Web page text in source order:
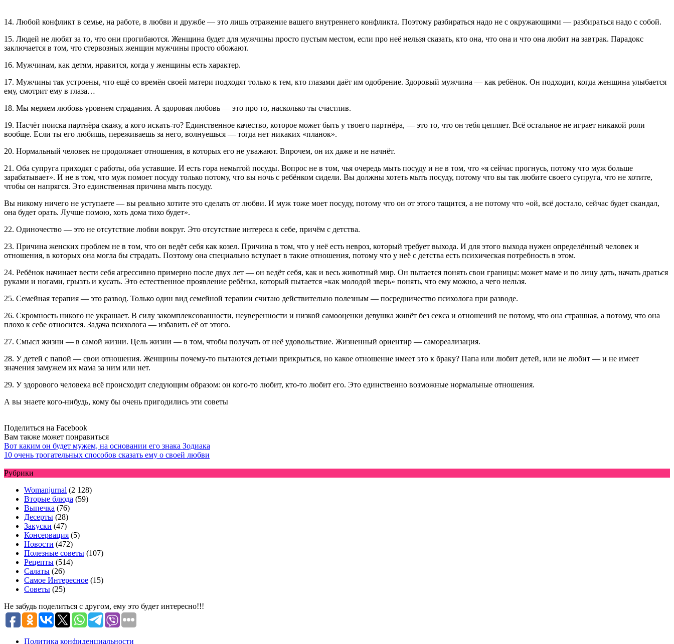
14. Любой конфликт в семье, на работе, в любви и дружбе — это лишь отражение вашего внутреннего конфликта. Поэтому разбираться надо не с окружающими — разбираться надо с собой.
15. Людей не любят за то, что они прогибаются. Женщина будет для мужчины просто пустым местом, если про неё нельзя сказать, кто она, что она и что она любит на завтрак. Парадокс
заключается в том, что стервозных женщин мужчины просто обожают.
16. Мужчинам, как детям, нравится, когда у женщины есть характер.
17. Мужчины так устроены, что ещё со времён своей матери подходят только к тем, кто глазами даёт им одобрение. Здоровый мужчина — как ребёнок. Он подходит, когда женщина улыбается
ему, смотрит ему в глаза…
18. Мы меряем любовь уровнем страдания. А здоровая любовь — это про то, насколько ты счастлив.
19. Насчёт поиска партнёра скажу, а кого искать-то? Единственное качество, которое может быть у твоего партнёра, — это то, что он тебя цепляет. Всё остальное не играет никакой роли
вообще. Если ты его любишь, переживаешь за него, волнуешься — тогда нет никаких «планок».
20. Нормальный человек не продолжает отношения, в которых его не уважают. Впрочем, он их даже и не начнёт.
21. Оба супруга приходят с работы, оба уставшие. И есть гора немытой посуды. Вопрос не в том, чья очередь мыть посуду и не в том, что «я сейчас прогнусь, потому что муж больше
зарабатывает». И не в том, что муж помоет посуду только потому, что вы ночь с ребёнком сидели. Вы должны хотеть мыть посуду, потому что вы так любите своего супруга, что не хотите,
чтобы он напрягся. Это единственная причина мыть посуду.
Вы никому ничего не уступаете — вы реально хотите это сделать от любви. И муж тоже моет посуду, потому что он от этого тащится, а не потому что «ой, всё достало, сейчас будет скандал,
она будет орать. Лучше помою, хоть дома тихо будет».
22. Одиночество — это не отсутствие любви вокруг. Это отсутствие интереса к себе, причём с детства.
23. Причина женских проблем не в том, что он ведёт себя как козел. Причина в том, что у неё есть невроз, который требует выхода. И для этого выхода нужен определённый человек и
отношения, в которых она могла бы страдать. Поэтому она специально вступает в такие отношения, потому что у неё с детства есть психическая потребность в этом.
24. Ребёнок начинает вести себя агрессивно примерно после двух лет — он ведёт себя, как и весь животный мир. Он пытается понять свои границы: может маме и по лицу дать, начать драться
руками и ногами, грызть и кусать. Это естественное проявление ребёнка, который пытается «как молодой зверь» понять, что ему можно, а чего нельзя.
25. Семейная терапия — это развод. Только один вид семейной терапии считаю действительно полезным — посредничество психолога при разводе.
26. Скромность никого не украшает. В силу закомплексованности, неуверенности и низкой самооценки девушка живёт без секса и отношений не потому, что она страшная, а потому, что она
плохо к себе относится. Задача психолога — избавить её от этого.
27. Смысл жизни — в самой жизни. Цель жизни — в том, чтобы получать от неё удовольствие. Жизненный ориентир — самореализация.
28. У детей с папой — свои отношения. Женщины почему-то пытаются детьми прикрыться, но какое отношение имеет это к браку? Папа или любит детей, или не любит — и не имеет
значения замужем их мама за ним или нет.
29. У здорового человека всё происходит следующим образом: он кого-то любит, кто-то любит его. Это единственно возможные нормальные отношения.
А вы знаете кого-нибудь, кому бы очень пригодились эти советы
Поделиться на Facebook
Вам также может понравиться
Вот каким он будет мужем, на основании его знака Зодиака
10 очень трогательных способов сказать ему о своей любви
Рубрики
Womanjurnal (2 128)
Вторые блюда (59)
Выпечка (76)
Десерты (28)
Закуски (47)
Консервация (5)
Новости (472)
Полезные советы (107)
Рецепты (514)
Салаты (26)
Самое Интересное (15)
Советы (25)
Не забудь поделиться с другом, ему это будет интересно!!!
Политика конфиденциальности